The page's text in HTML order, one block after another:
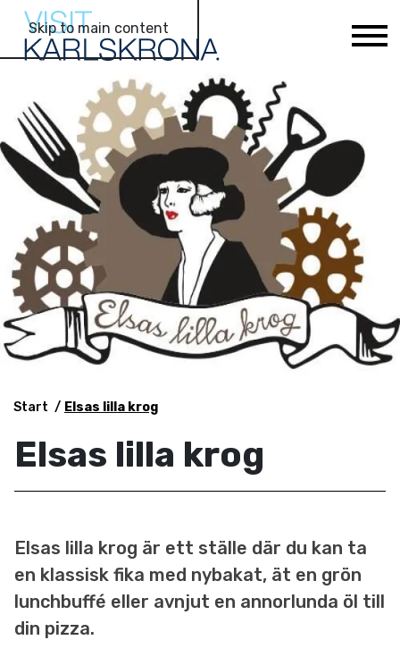
Skip to main content
Start Elsas lilla krog
Elsas lilla krog
Elsas lilla krog är ett ställe där du kan ta
en klassisk fika med nybakat, ät en grön
lunchbuffé eller avnjut en annorlunda öl till
din pizza.